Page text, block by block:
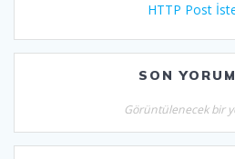
HTTP Post
SON
Görüntülenecek bir